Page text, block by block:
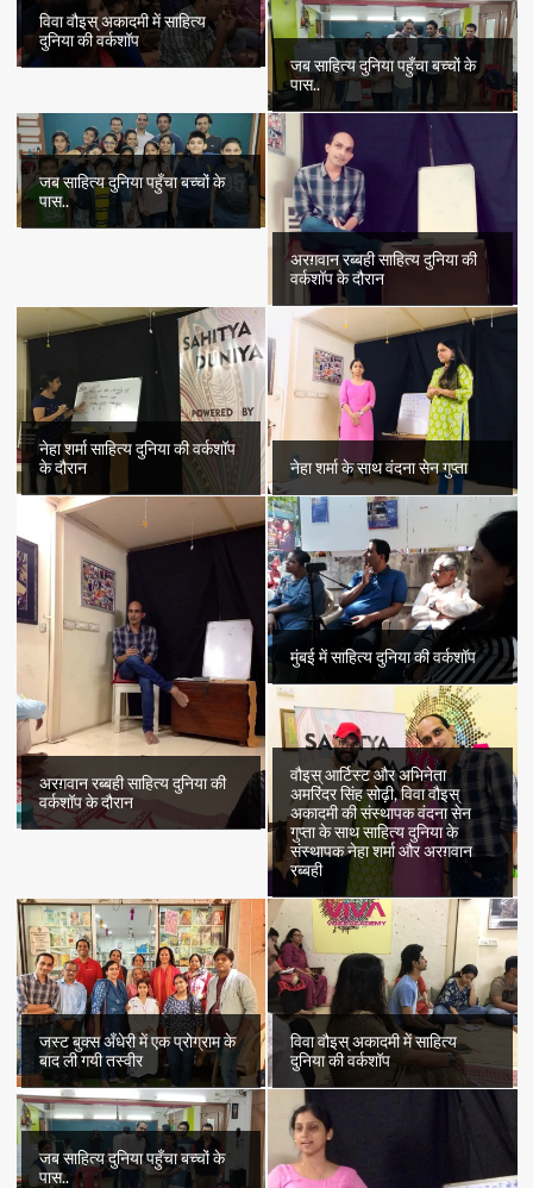
विवा वौइस् अकादमी में साहित्य
दुनिया की वर्कशॉप
जब साहित्य दुनिया पहुँचा बच्चों के
पास..
जब साहित्य दुनिया पहुँचा बच्चों के
पास..
अरग़वान रब्बही साहित्य दुनिया की
वर्कशॉप के दौरान
नेहा शर्मा साहित्य दुनिया की वर्कशॉप
के दौरान
नेहा शर्मा के साथ वंदना सेन गुप्ता
अरग़वान रब्बही साहित्य दुनिया की
वर्कशॉप के दौरान
मुंबई में साहित्य दुनिया की वर्कशॉप
वौइस् आर्टिस्ट और अभिनेता
अमरिंदर सिंह सोढ़ी, विवा वौइस्
अकादमी की संस्थापक वंदना सेन
गुप्ता के साथ साहित्य दुनिया के
संस्थापक नेहा शर्मा और अरग़वान
रब्बही
जस्ट बुक्स अँधेरी में एक प्रोग्राम के
बाद ली गयी तस्वीर
विवा वौइस् अकादमी में साहित्य
दुनिया की वर्कशॉप
जब साहित्य दुनिया पहुँचा बच्चों के
पास..